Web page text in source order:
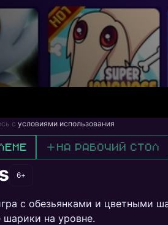
с условиями использования
На рабочий стол
6+
с обезьянками и цветными
шарики на уровне.